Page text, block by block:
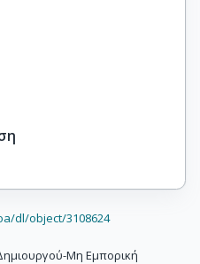
dl/object/3108624
Μη Εμπορική